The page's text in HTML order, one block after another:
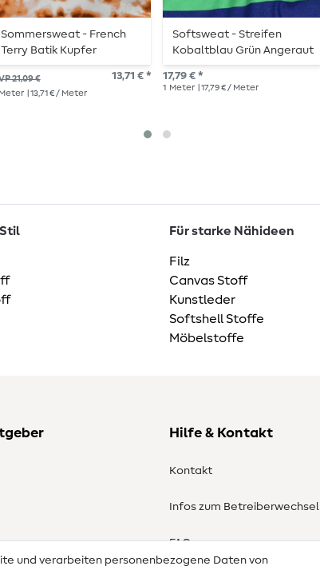
Sommersweat - French
Terry Batik Kupfer
Schlingenstruktur
21,09 € 13,71 € *
Meter | 13,71 € / Meter
Softsweat - Streifen
Kobaltblau Grün Angeraut
17,79 € *
1 Meter | 17,79 € / Meter
Für starke Nähideen
Filz
Canvas Stoff
Kunstleder
Softshell Stoffe
Möbelstoffe
Hilfe & Kontakt
Kontakt
Infos zum Betreiberwechsel
FAQ
und verarbeiten personenbezogene Daten von